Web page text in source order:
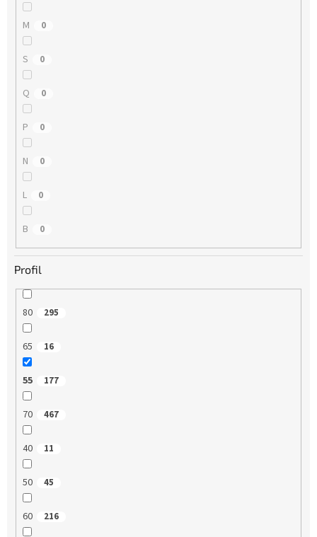
M 0
S 0
Q 0
P 0
N 0
L 0
B 0
Profil
80 295
65 16
55 177
70 467
40 11
50 45
60 216